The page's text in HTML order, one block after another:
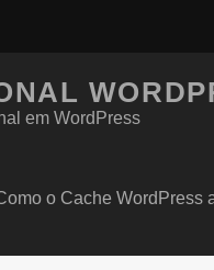
em WordPress
o Cache WordPress